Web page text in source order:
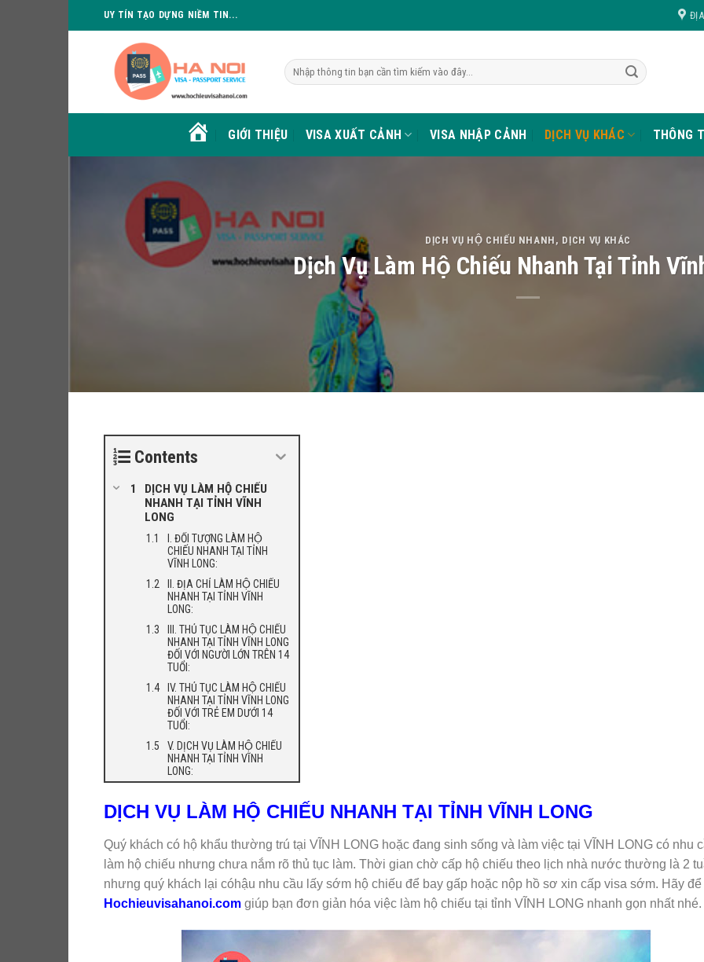
to
UY TÍN TẠO DỰNG NIỀM TIN...
HOME GIỚI THIỆU VISA XUẤT CẢNH VISA NHẬP CẢNH DỊCH VỤ KHÁC THÔNG
DỊCH VỤ HỘ CHIẾU NHANH , DỊCH VỤ KHÁC
Dịch Vụ Làm Hộ Chiếu Nhanh Tại Tỉnh
Contents
DỊCH VỤ LÀM HỘ CHIẾU
NHANH TẠI TỈNH VĨNH
LONG
I. ĐỐI TƯỢNG LÀM HỘ
CHIẾU NHANH TẠI TỈNH
VĨNH LONG:
II. ĐỊA CHỈ LÀM HỘ CHIẾU
NHANH TẠI TỈNH VĨNH
LONG:
III. THỦ TỤC LÀM HỘ CHIẾU
NHANH TẠI TỈNH VĨNH LONG
ĐỐI VỚI NGƯỜI LỚN TRÊN 14
TUỔI:
IV. THỦ TỤC LÀM HỘ CHIẾU
NHANH TẠI TỈNH VĨNH LONG
ĐỐI VỚI TRẺ EM DƯỚI 14
TUỔI:
V. DỊCH VỤ LÀM HỘ CHIẾU
NHANH TẠI TỈNH VĨNH
LONG:
DỊCH VỤ LÀM HỘ CHIẾU NHANH TẠI TỈNH VĨNH LONG
Quý khách có hộ khẩu thường trú tại VĨNH LONG hoặc đang sinh sống và làm việc tại VĨNH LONG có nhu
làm hộ chiếu nhưng chưa nắm rõ thủ tục làm. Thời gian chờ cấp hộ chiếu theo lịch nhà nước thường là 2
nhưng quý khách lại cóhậu nhu cầu lấy sớm hộ chiếu để bay gấp hoặc nộp hồ sơ xin cấp visa sớm. Hãy để
Hochieuvisahanoi.com giúp bạn đơn giản hóa việc làm hộ chiếu tại tỉnh VĨNH LONG nhanh gọn nhất nhé.